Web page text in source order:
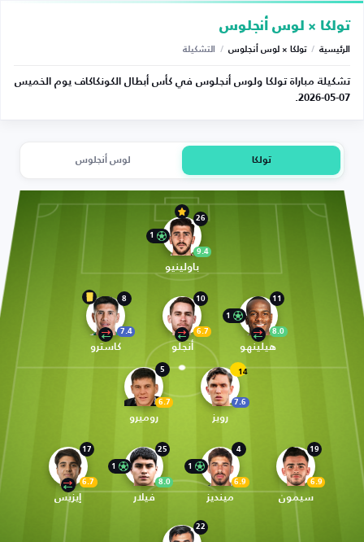
تولكا × لوس أنجلوس
الرئيسية / تولكا × لوس أنجلوس / التشكيلة
تشكيلة مباراة تولكا ولوس أنجلوس في كأس أبطال الكونكاكاف يوم الخميس
07-05-2026.
تولكا لوس أنجلوس
26
9.4
1
باولينيو
8
7.4
كاسترو
10
6.7
أنجلو
11
8.0
1
هيلينهو
5
6.7
روميرو
14
7.6
رويز
17
6.7
إيزيس
25
8.0
1
فيلار
4
6.9
1
مينديز
19
6.9
سيمون
22